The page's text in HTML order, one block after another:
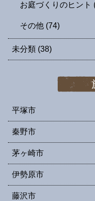
お庭づくりのヒント
その他 (74)
未分類 (38)
平塚市
秦野市
茅ヶ崎市
伊勢原市
藤沢市